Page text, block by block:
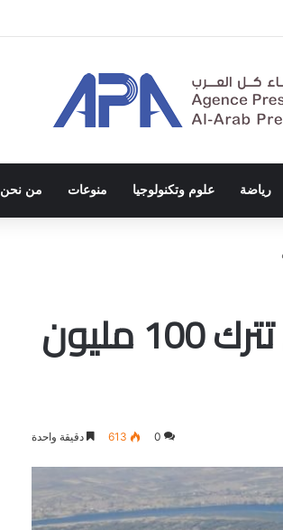
رياضة علوم وتكنولوجيا منوعات من نحن
الخارجية الأمريكية: واشنطن لن تترك 100 مليون
0
613 دقيقة واحدة